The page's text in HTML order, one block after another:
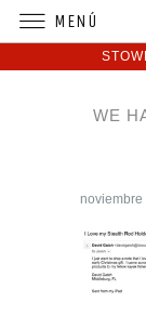
WE
noviembre
MENÚ